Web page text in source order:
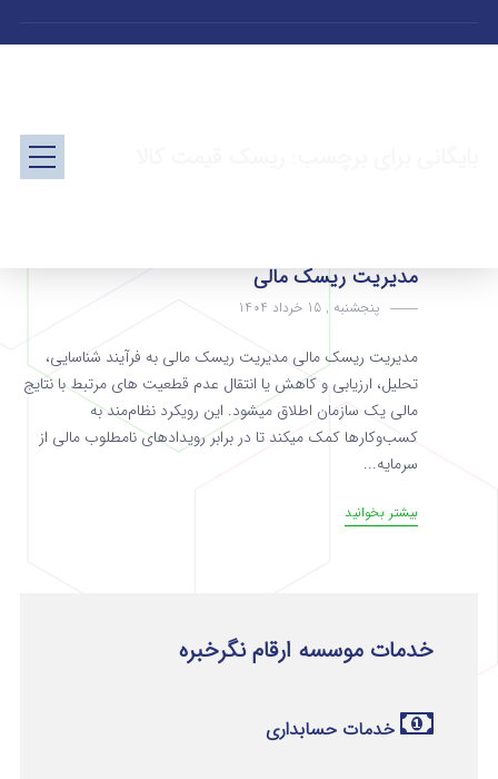
مدیریت ریسک مالی
پنجشنبه , 15 خرداد 1404
مدیریت ریسک مالی مدیریت ریسک مالی به فرآیند شناسایی،
تحلیل، ارزیابی و کاهش یا انتقال عدم قطعیت های مرتبط با نتایج
مالی یک سازمان اطلاق میشود. این رویکرد نظام‌مند به
کسب‌وکارها کمک میکند تا در برابر رویدادهای نامطلوب مالی از
سرمایه...
بیشتر بخوانید
خدمات موسسه ارقام نگرخبره
خدمات حسابداری